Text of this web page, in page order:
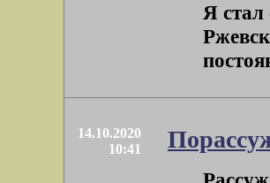
Я стал
14.10.2020
10:41